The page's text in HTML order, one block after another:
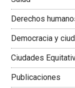
Derechos
Democracia y
Ciudades
Publicaciones